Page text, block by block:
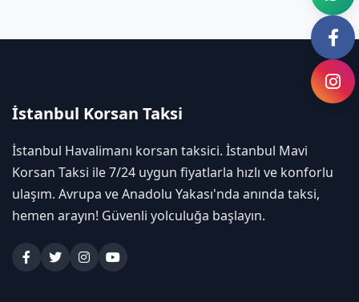
İstanbul Korsan Taksi
İstanbul Havalimanı korsan taksici. İstanbul Mavi
Korsan Taksi ile 7/24 uygun fiyatlarla hızlı ve konforlu
ulaşım. Avrupa ve Anadolu Yakası'nda anında taksi,
hemen arayın! Güvenli yolculuğa başlayın.